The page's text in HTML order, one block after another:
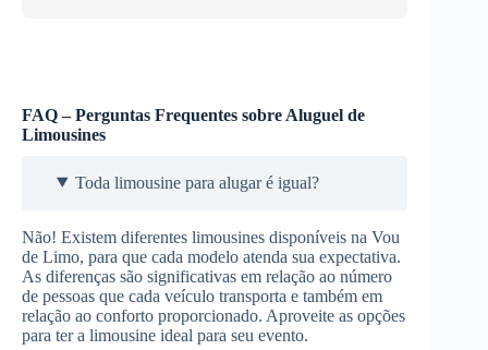
FAQ – Perguntas Frequentes sobre Aluguel de
Limousines
Toda limousine para alugar é igual?
Não! Existem diferentes limousines disponíveis na Vou
de Limo, para que cada modelo atenda sua expectativa.
As diferenças são significativas em relação ao número
de pessoas que cada veículo transporta e também em
relação ao conforto proporcionado. Aproveite as opções
para ter a limousine ideal para seu evento.